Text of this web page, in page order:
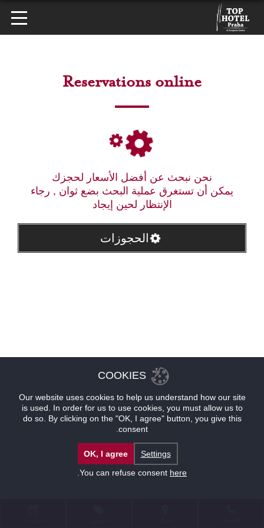
Reservations online
نحن نبحث عن أفضل الأسعار لحجزك
يمكن أن تستغرق عملية البحث بضع ثوان , رجاء
الإنتظار لحين إيجاد
الحجوزات
COOKIES
Our website uses cookies to help us understand how our site
is used. In order for us to use cookies, you must allow us to
do so. By clicking on the "OK, I agree" button, you give this
consent.
Settings
OK, I agree
You can refuse consent here
.